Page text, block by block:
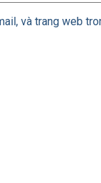
và trang web